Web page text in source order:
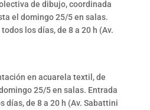
de dibujo, coordinada
el domingo 25/5 en salas.
los días, de 8 a 20 h (Av.
en acuarela textil, de
25/5 en salas. Entrada
días, de 8 a 20 h (Av. Sabattini